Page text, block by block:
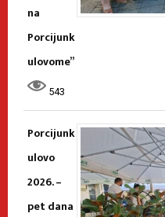
na
Porcijunk
ulovome”
543
Porcijunk
ulovo
2026. –
pet dana